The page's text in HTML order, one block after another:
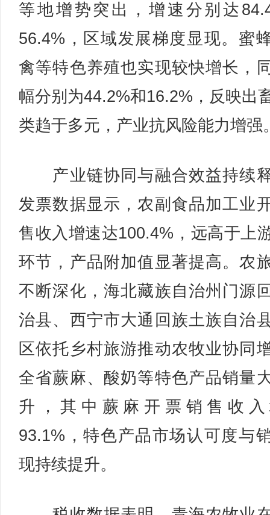
等地增势突出，增速分别达
56.4%，区域发展梯度显现。蜜
禽等特色养殖也实现较快增长，
幅分别为44.2%和16.2%，反映出
类趋于多元，产业抗风险能力增强
产业链协同与融合效益持续
发票数据显示，农副食品加工业
售收入增速达100.4%，远高于上
环节，产品附加值显著提高。农
不断深化，海北藏族自治州门源
治县、西宁市大通回族土族自治
区依托乡村旅游推动农牧业协同
全省蕨麻、酸奶等特色产品销量
升，其中蕨麻开票销售收入
93.1%，特色产品市场认可度与
现持续提升。